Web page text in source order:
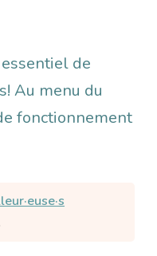
de
Au menu du
fonctionnement